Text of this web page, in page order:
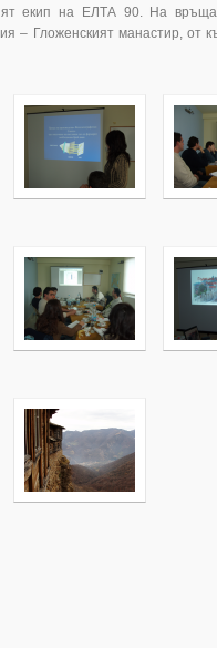
екип на ЕЛТА 90. На
– Гложенският манастир, от